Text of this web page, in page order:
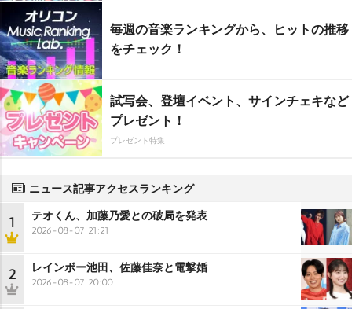
毎週の音楽ランキングから、ヒットの推移
をチェック！
試写会、登壇イベント、サインチェキなど
プレゼント！
プレゼント特集
ニュース記事アクセスランキング
1 テオくん、加藤乃愛との破局を発表
2026-08-07 21:21
2 レインボー池田、佐藤佳奈と電撃婚
2026-08-07 20:00